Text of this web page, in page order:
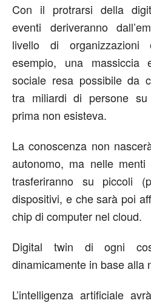
Con il protrarsi della
eventi deriveranno
livello di organizzazioni
esempio, una massiccia
sociale resa possibile da
tra miliardi di persone
prima non esisteva.
La conoscenza non
autonomo, ma nelle
trasferiranno su piccoli
dispositivi, e che sarà poi
chip di computer nel cloud.
Digital twin di ogni
dinamicamente in base alla
L’intelligenza artificiale